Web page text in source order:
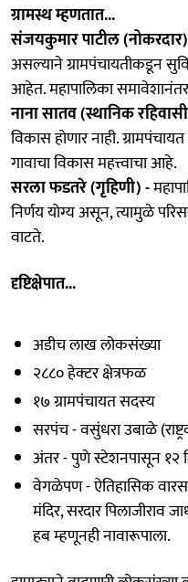
ग्रामस्थ म्हणतात...
संजयकुमार पाटील
असल्याने ग्रामपंचायतीकडून
आहेत. महापालिका
नाना सातव (स्थानिक
विकास होणार नाही.
गावाचा विकास महत्त्वाचा आहे.
सरला फडतरे (गृहिणी) -
निर्णय योग्य असून, त्यामुळे
वाटते.
दृष्टिक्षेपात...
अडीच लाख लोकसंख्या
२८८० हेक्‍टर क्षेत्रफळ
१७ ग्रामपंचायत सदस्य
सरपंच - वसुंधरा उबाळे
अंतर - पुणे स्टेशनपासून १२
वेगळेपण - ऐतिहासिक
मंदिर, सरदार पिलाजीराव
हब म्हणूनही नावारूपाला.